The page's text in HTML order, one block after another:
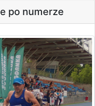
po numerze